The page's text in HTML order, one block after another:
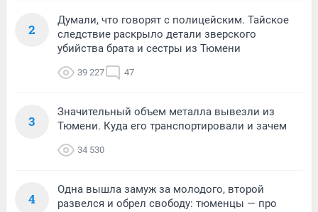
2
Думали, что говорят с полицейским. Тайское
следствие раскрыло детали зверского
убийства брата и сестры из Тюмени
39 227 47
3
Значительный объем металла вывезли из
Тюмени. Куда его транспортировали и зачем
34 530
4
Одна вышла замуж за молодого, второй
развелся и обрел свободу: тюменцы — про